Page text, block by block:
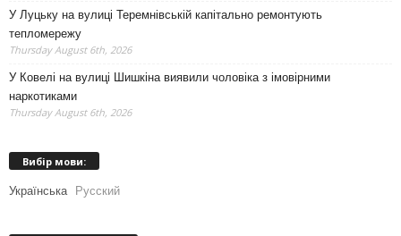
У Луцьку на вулиці Теремнівській капітально ремонтують
тепломережу
Thursday August 6th, 2026
У Ковелі на вулиці Шишкіна виявили чоловіка з імовірними
наркотиками
Thursday August 6th, 2026
Вибір мови:
Українська Русский